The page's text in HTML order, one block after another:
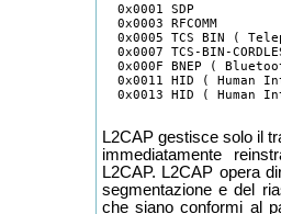
  0x0001 SDP
  0x0003 RFCOMM
0x0005 TCS BIN (
0x0007 TCS-BIN-
0x000F BNEP (
0x0011 HID ( Human
L2CAP gestisce solo il
immediatamente
L2CAP. L2CAP opera
segmentazione e del
che siano conformi al